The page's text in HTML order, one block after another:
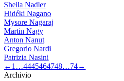
Sheila Nadler
Hidéki Nagano
Mysore Nagaraj
Martin Nagy
Anton Nanut
Gregorio Nardi
Patrizia Nasini
← 1 …4445464748…74→
Archivio